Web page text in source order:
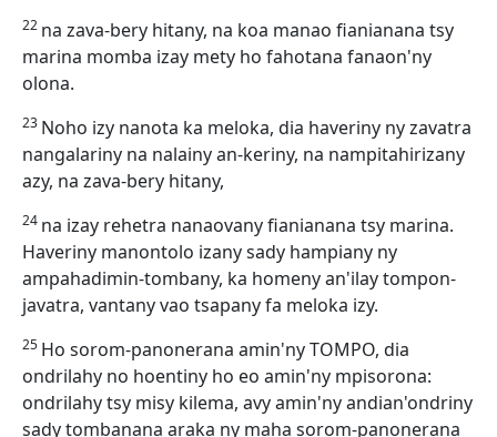
22 na zava-bery hitany, na koa manao fianianana tsy
marina momba izay mety ho fahotana fanaon'ny
olona.
23 Noho izy nanota ka meloka, dia haveriny ny zavatra
nangalariny na nalainy an-keriny, na nampitahirizany
azy, na zava-bery hitany,
24 na izay rehetra nanaovany fianianana tsy marina.
Haveriny manontolo izany sady hampiany ny
ampahadimin-tombany, ka homeny an'ilay tompon-
javatra, vantany vao tsapany fa meloka izy.
25 Ho sorom-panonerana amin'ny TOMPO, dia
ondrilahy no hoentiny ho eo amin'ny mpisorona:
ondrilahy tsy misy kilema, avy amin'ny andian'ondriny
sady tombanana araka ny maha sorom-panonerana